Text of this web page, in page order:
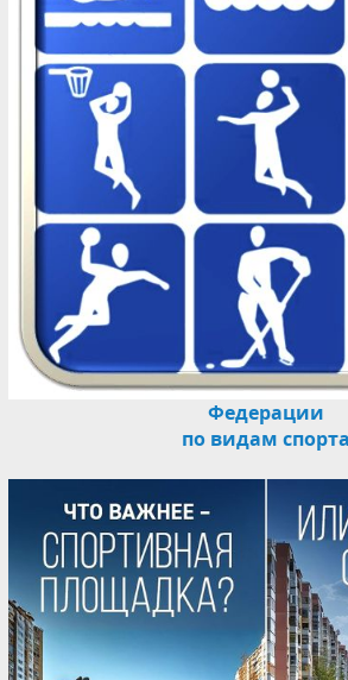
Федерации
по видам спорта